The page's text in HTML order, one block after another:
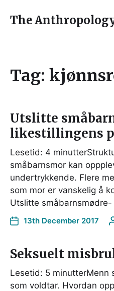
The
Tag:
Utslitte
likestillingens
Lesetid: 4
småbarnsmor kan
undertrykkende. Flere
som mor er vanskelig å
Utslitte
13th December 2017
Seksuelt
Lesetid: 5 minutterMenn
som voldtar. Hvordan